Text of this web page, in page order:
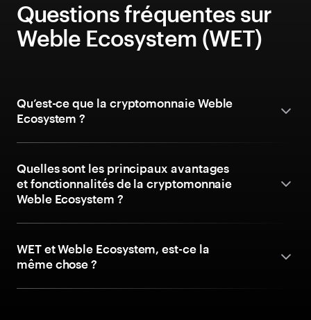
Questions fréquentes sur
Weble Ecosystem (WET)
Qu’est-ce que la cryptomonnaie Weble
Ecosystem ?
Quelles sont les principaux avantages
et fonctionnalités de la cryptomonnaie
Weble Ecosystem ?
WET et Weble Ecosystem, est-ce la
même chose ?